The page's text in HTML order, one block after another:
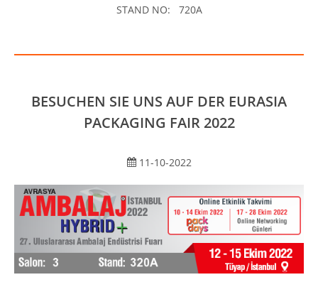
STAND NO: 720A
BESUCHEN SIE UNS AUF DER EURASIA
PACKAGING FAIR 2022
11-10-2022